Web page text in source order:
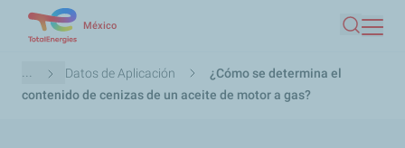
contenido
principal
México
Buscar
Ruta
de
... Datos de Aplicación
¿Cómo se determina el
contenido de cenizas de un aceite de motor a gas?